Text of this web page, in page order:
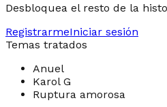
Desbloquea el resto de la
RegistrarmeIniciar sesión
Temas tratados
Anuel
Karol G
Ruptura amorosa